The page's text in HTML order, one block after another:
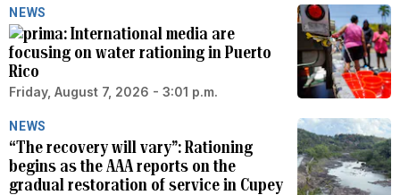
NEWS
International media are
focusing on water rationing in Puerto
Rico
Friday, August 7, 2026 - 3:01 p.m.
NEWS
“The recovery will vary”: Rationing
begins as the AAA reports on the
gradual restoration of service in Cupey